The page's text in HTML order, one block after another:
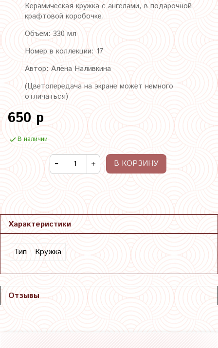
Керамическая кружка с ангелами, в подарочной
крафтовой коробочке.
Объем: 330 мл
Номер в коллекции: 17
Автор: Алёна Наливкина
(Цветопередача на экране может немного
отличаться)
650 р
В наличии
В КОРЗИНУ
Характеристики
Тип Кружка
Отзывы